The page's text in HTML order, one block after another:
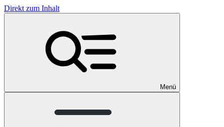
Direkt zum Inhalt
Menü